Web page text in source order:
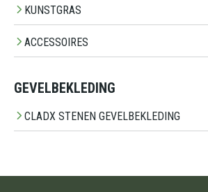
KUNSTGRAS
ACCESSOIRES
GEVELBEKLEDING
CLADX STENEN GEVELBEKLEDING